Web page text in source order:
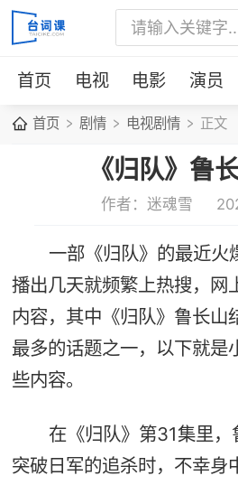
首页 电视 电影 演员
首页 剧情 电视剧情 正文
《归队》鲁
作者：迷魂雪
一部《归队》的最近火
播出几天就频繁上热搜，网
内容，其中《归队》鲁长山
最多的话题之一，以下就是
些内容。
在《归队》第31集里，
突破日军的追杀时，不幸身